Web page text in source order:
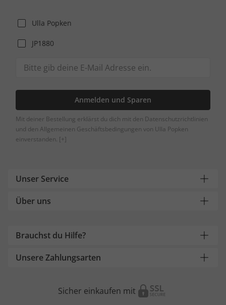
Ulla Popken
JP1880
Anmelden und Sparen
Mit deiner Bestellung erklärst du dich mit den Datenschutzrichtlinien
und den Allgemeinen Geschäftsbedingungen von Ulla Popken
einverstanden. [+]
Unser Service
Über uns
Brauchst du Hilfe?
Unsere Zahlungsarten
Sicher einkaufen mit